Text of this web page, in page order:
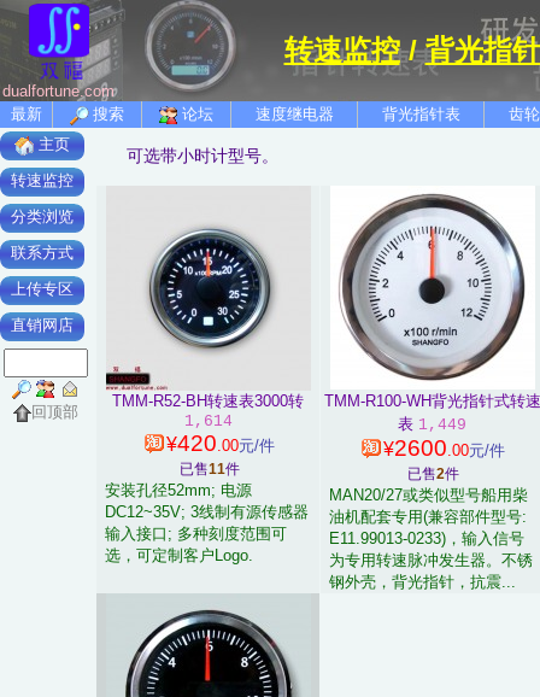
dualfortune.com
转速监控/背光指
最新 搜索 论坛 速度继电器 背光指针表
齿
主页
转速监控
分类浏览
联系方式
上传专区
直销网店
回顶部
可选带小时计型号。
TMM-R52-BH转速表3000转
1,614
¥420 .00元/件
已售11件
安装孔径52mm; 电源
DC12~35V; 3线制有源传感器
输入接口; 多种刻度范围可
选，可定制客户Logo.
TMM-R100-WH背光指针式转速
表 1,449
¥2600 .00元/件
已售2件
MAN20/27或类似型号船用柴
油机配套专用(兼容部件型号:
E11.99013-0233)，输入信号
为专用转速脉冲发生器。不锈
钢外壳，背光指针，抗震...